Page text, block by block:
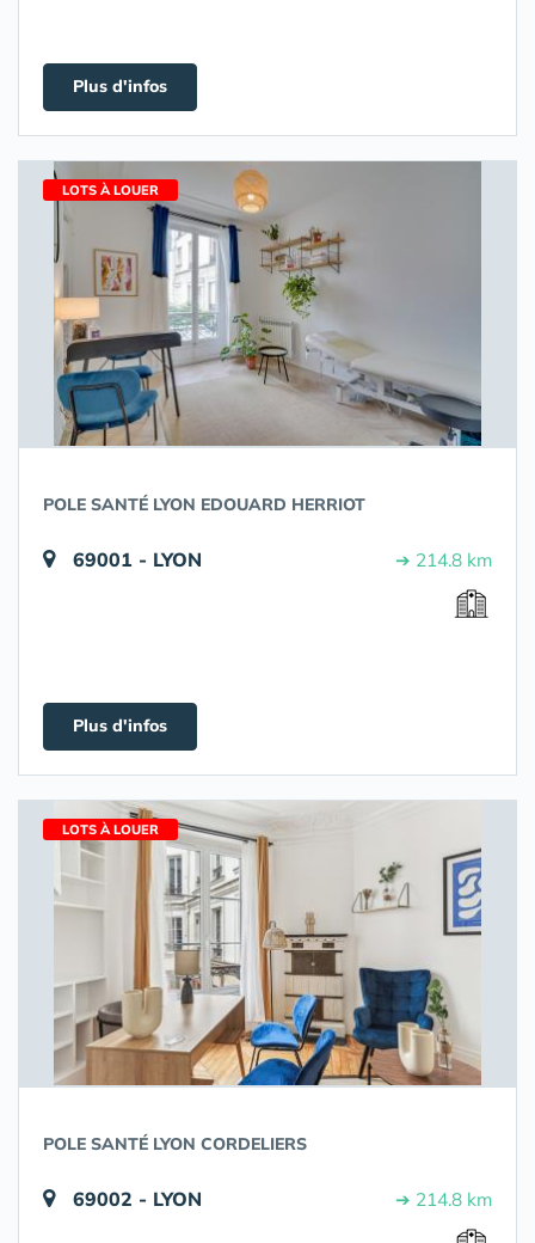
Plus d'infos
LOTS À LOUER
POLE SANTÉ LYON EDOUARD HERRIOT
69001 - LYON ➔ 214.8 km
Plus d'infos
LOTS À LOUER
POLE SANTÉ LYON CORDELIERS
69002 - LYON ➔ 214.8 km